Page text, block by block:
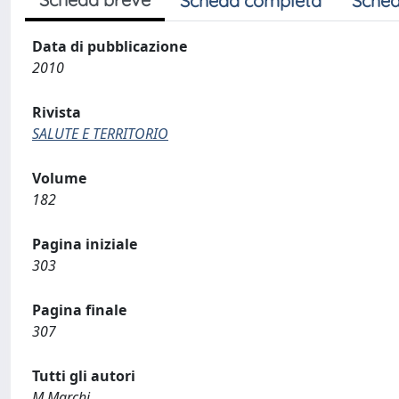
Data di pubblicazione
2010
Rivista
SALUTE E TERRITORIO
Volume
182
Pagina iniziale
303
Pagina finale
307
Tutti gli autori